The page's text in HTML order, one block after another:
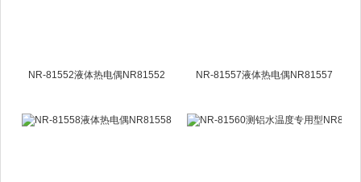
NR-81552液体热电偶NR81552 NR-81557液体热电偶NR81557